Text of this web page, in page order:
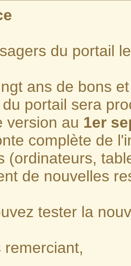
du portail
ans de bons
portail sera
version au 1er
complète de
(ordinateurs,
de nouvelles
tester la
remerciant,